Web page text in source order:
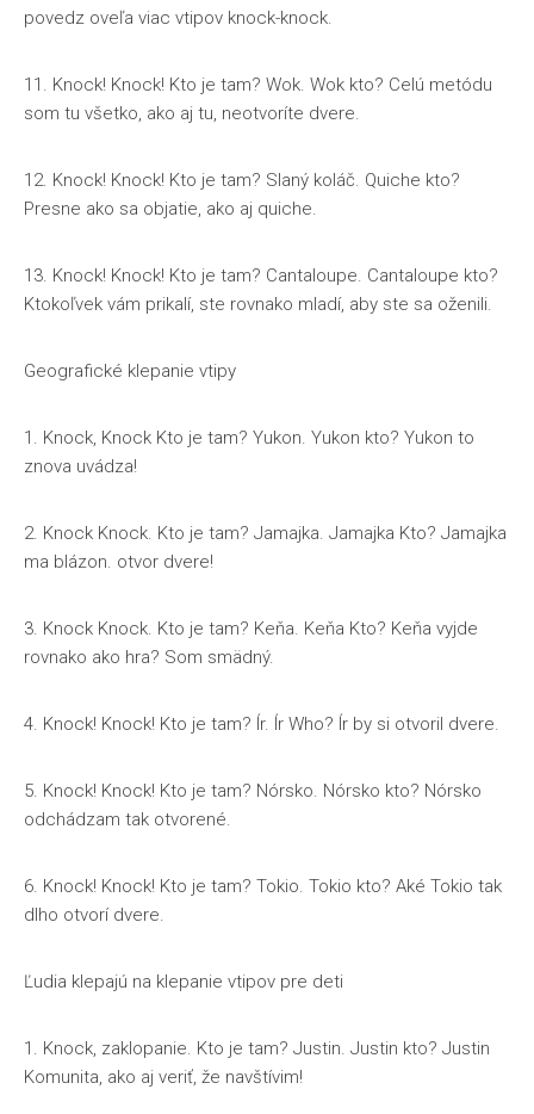
povedz oveľa viac vtipov knock-knock.
11. Knock! Knock! Kto je tam? Wok. Wok kto? Celú metódu
som tu všetko, ako aj tu, neotvoríte dvere.
12. Knock! Knock! Kto je tam? Slaný koláč. Quiche kto?
Presne ako sa objatie, ako aj quiche.
13. Knock! Knock! Kto je tam? Cantaloupe. Cantaloupe kto?
Ktokoľvek vám prikalí, ste rovnako mladí, aby ste sa oženili.
Geografické klepanie vtipy
1. Knock, Knock Kto je tam? Yukon. Yukon kto? Yukon to
znova uvádza!
2. Knock Knock. Kto je tam? Jamajka. Jamajka Kto? Jamajka
ma blázon. otvor dvere!
3. Knock Knock. Kto je tam? Keňa. Keňa Kto? Keňa vyjde
rovnako ako hra? Som smädný.
4. Knock! Knock! Kto je tam? Ír. Ír Who? Ír by si otvoril dvere.
5. Knock! Knock! Kto je tam? Nórsko. Nórsko kto? Nórsko
odchádzam tak otvorené.
6. Knock! Knock! Kto je tam? Tokio. Tokio kto? Aké Tokio tak
dlho otvorí dvere.
Ľudia klepajú na klepanie vtipov pre deti
1. Knock, zaklopanie. Kto je tam? Justin. Justin kto? Justin
Komunita, ako aj veriť, že navštívim!